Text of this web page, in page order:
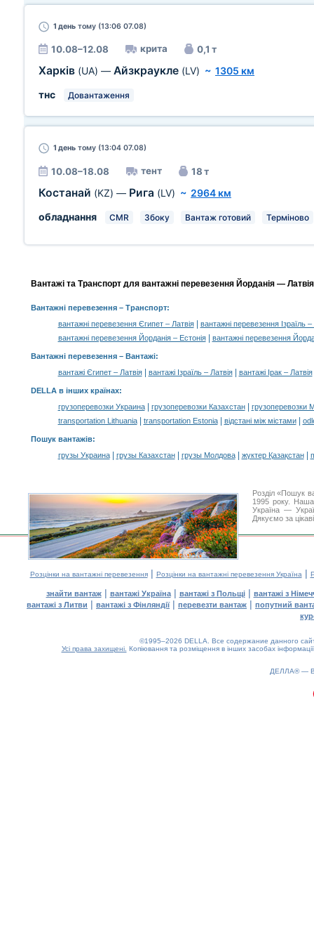
1 день тому (13:06 07.08)
10.08–12.08 крита 0,1 т
Харків (UA) — Айзкраукле (LV) ~ 1305 км
тнс
Довантаження
1 день тому (13:04 07.08)
10.08–18.08 тент 18 т
Костанай (KZ) — Рига (LV) ~ 2964 км
обладнання
CMR Збоку Вантаж готовий Терміново
Вантажі та Транспорт для вантажні перевезення Йорданія —
Вантажні перевезення– Транспорт:
вантажні перевезення Єгипет – Латвія|
вантажні перевезення Ізраїль –
вантажні перевезення Йорданія – Естонія| вантажні перевезення
Вантажні перевезення – Вантажі:
вантажі Єгипет – Латвія| вантажі Ізраїль – Латвія| вантажі Ірак – Латвія
DELLA в інших країнах:
грузоперевозки Украина| грузоперевозки Казахстан|
грузоперевозки
transportation Lithuania| transportation Estonia| відстані між містами|
Пошук вантажів:
грузы Украина| грузы Казахстан| грузы Молдова| жүктер Қазақстан|
Розділ «Пошук
1995 року. Наша
Україна —
Дякуємо за
Розцінки на вантажні перевезення| Розцінки на вантажні перевезення Україна |
знайти вантаж| вантажі Україна| вантажі з Польщі| вантажі з
вантажі з Литви | вантажі з Фінляндії| перевезти вантаж | попутний
©1995–2026 DELLA. Все содержание данного
Усі права захищені. Копіювання та розміщення в інших засобах
ДЕЛЛА® —